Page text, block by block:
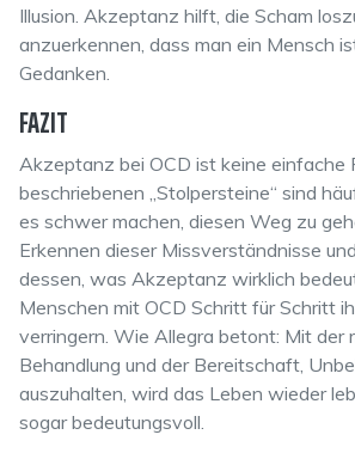
Illusion. Akzeptanz hilft, die Scham
anzuerkennen, dass man ein Mensch
Gedanken.
FAZIT
Akzeptanz bei OCD ist keine einfache
beschriebenen „Stolpersteine“ sind
es schwer machen, diesen Weg zu
Erkennen dieser Missverständnisse
dessen, was Akzeptanz wirklich
Menschen mit OCD Schritt für Schritt
verringern. Wie Allegra betont: Mit der
Behandlung und der Bereitschaft,
auszuhalten, wird das Leben wieder
sogar bedeutungsvoll.